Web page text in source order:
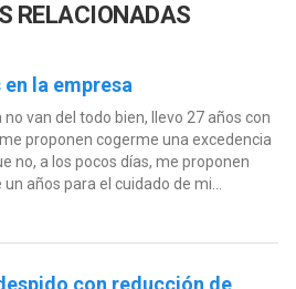
RELACIONADAS
la empresa
no van del todo bien, llevo 27 años con
proponen cogerme una excedencia
no, a los pocos días, me proponen
años para el cuidado de mi...
con reducción de